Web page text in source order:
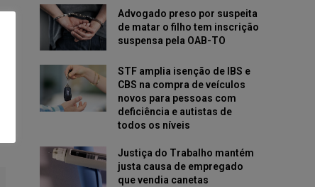
Advogado preso por suspeita
de matar o filho tem inscrição
suspensa pela OAB-TO
STF amplia isenção de IBS e
CBS na compra de veículos
novos para pessoas com
deficiência e autistas de
todos os níveis
Justiça do Trabalho mantém
justa causa de empregado
que vendia canetas